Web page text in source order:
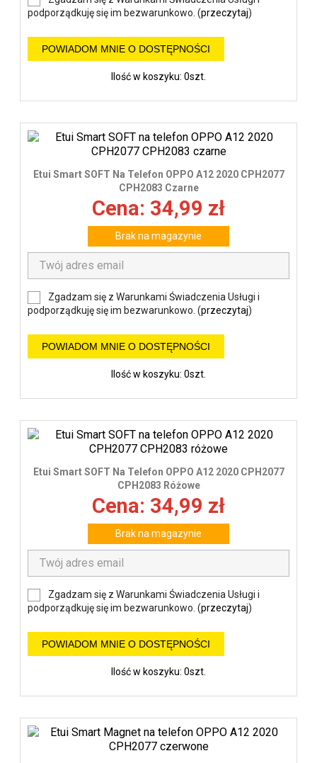
podporządkuję się im bezwarunkowo. (przeczytaj)
POWIADOM MNIE O DOSTĘPNOŚCI
Ilość w koszyku: 0szt.
Etui Smart SOFT Na Telefon OPPO A12 2020 CPH2077
CPH2083 Czarne
Cena: 34,99 zł
Brak na magazynie
Zgadzam się z Warunkami Świadczenia Usługi i
podporządkuję się im bezwarunkowo. (przeczytaj)
POWIADOM MNIE O DOSTĘPNOŚCI
Ilość w koszyku: 0szt.
Etui Smart SOFT Na Telefon OPPO A12 2020 CPH2077
CPH2083 Różowe
Cena: 34,99 zł
Brak na magazynie
Zgadzam się z Warunkami Świadczenia Usługi i
podporządkuję się im bezwarunkowo. (przeczytaj)
POWIADOM MNIE O DOSTĘPNOŚCI
Ilość w koszyku: 0szt.